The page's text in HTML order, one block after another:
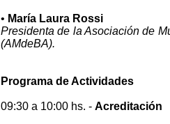
• María Laura Rossi
Presidenta de la Asociación de
(AMdeBA).
Programa de Actividades
09:30 a 10:00 hs. - Acreditación